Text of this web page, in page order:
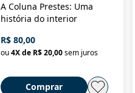
A Coluna Prestes: Uma
história do interior
R$ 80,00
ou4X de R$ 20,00sem juros
Comprar